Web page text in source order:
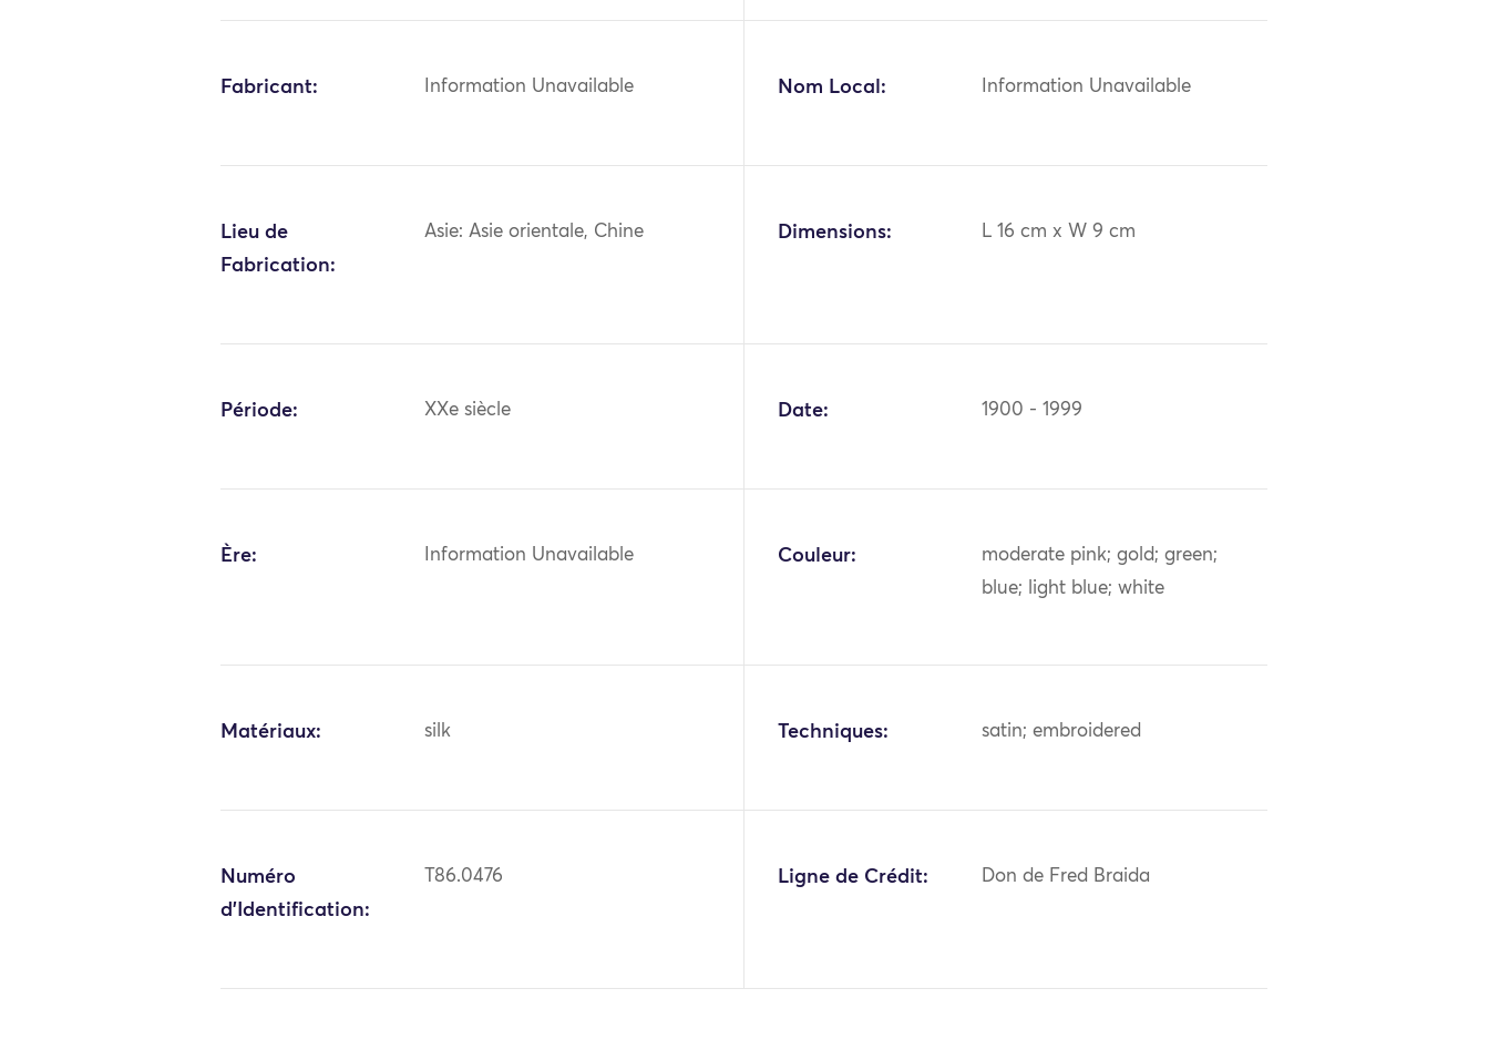
Fabricant: Information Unavailable Nom Local: Information Unavailable
Lieu de
Fabrication:
Asie: Asie orientale, Chine Dimensions: L 16 cm x W 9 cm
Période: XXe siècle Date: 1900 - 1999
Ère: Information Unavailable Couleur:
moderate pink; gold; green;
blue; light blue; white
Matériaux: silk Techniques: satin; embroidered
Numéro
d'Identification:
T86.0476 Ligne de Crédit: Don de Fred Braida